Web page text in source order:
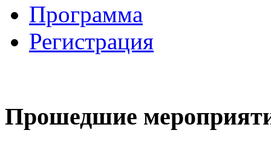
Программа
Регистрация
Прошедшие